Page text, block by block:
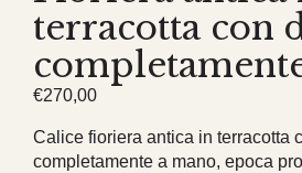
terracotta con
€270,00
Calice fioriera antica in terracotta
completamente a mano, epoca